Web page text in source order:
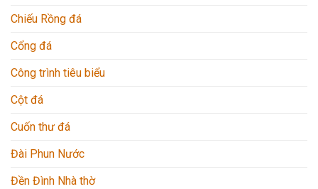
Chiếu Rồng đá
Cổng đá
Công trình tiêu biểu
Cột đá
Cuốn thư đá
Đài Phun Nước
Đền Đình Nhà thờ